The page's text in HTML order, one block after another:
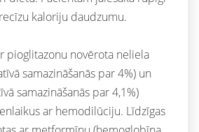
kaloriju daudzumu.
pioglitazonu novērota neliela
samazināšanās par 4%) un
samazināšanās par 4,1%)
ar hemodilūciju. Līdzīgas